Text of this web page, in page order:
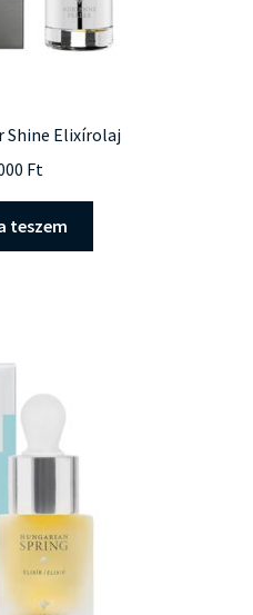
Shine Elixírolaj
Ft
teszem